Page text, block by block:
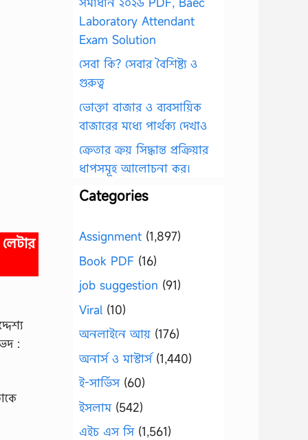
:
Laboratory Attendant
Exam Solution
সেবা কি? সেবার বৈশিষ্ট্য ও
গুরুত্ব
ভোক্তা বাজার ও ব্যবসায়িক
বাজারের মধ্যে পার্থক্য দেখাও
ক্রেতার ক্রয় সিদ্ধান্ত প্রক্রিয়ার
ধাপসমূহ আলোচনা কর।
Categories
Assignment (1,897)
Book PDF (16)
job suggestion (91)
Viral (10)
অনলাইনে আয় (176)
অনার্স ও মাস্টার্স(1,440)
ই-সার্ভিস(60)
ইসলাম(542)
এইচ এস সি(1,561)